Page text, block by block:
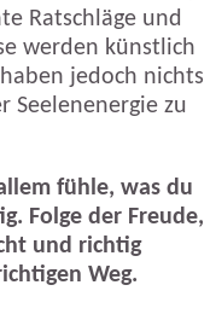
Ratschläge und
werden künstlich
jedoch nichts
Seelenenergie zu
fühle, was du
Folge der Freude,
und richtig
Weg.